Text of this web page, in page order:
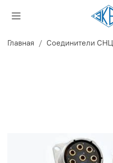
Главная Соединители СНЦ